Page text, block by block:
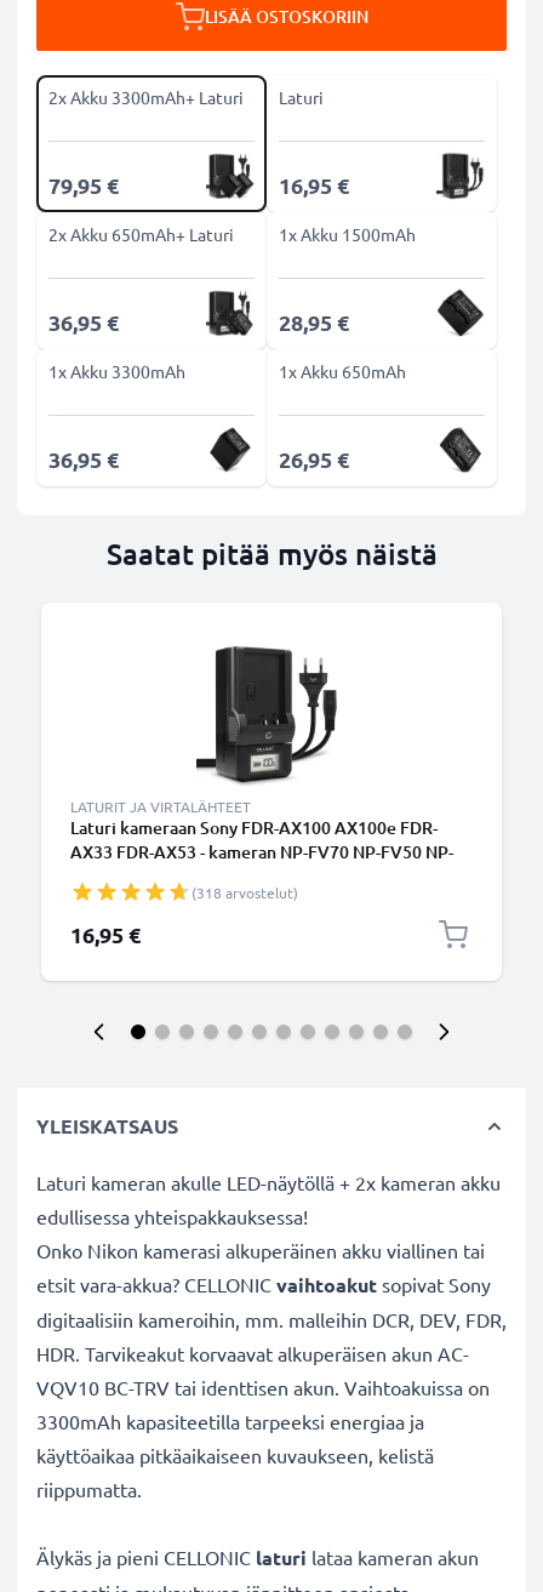
LISÄÄ OSTOSKORIIN
2x Akku 3300mAh+ Laturi
79,95 €
Laturi
16,95 €
2x Akku 650mAh+ Laturi
36,95 €
1x Akku 1500mAh
28,95 €
1x Akku 3300mAh
36,95 €
1x Akku 650mAh
26,95 €
Saatat pitää myös näistä
LATURIT JA VIRTALÄHTEET
Laturi kameraan Sony FDR-AX100 AX100e FDR-
AX33 FDR-AX53 - kameran NP-FV70 NP-FV50 NP-
(318 arvostelut)
16,95 €
YLEISKATSAUS
Laturi kameran akulle LED-näytöllä + 2x kameran akku
edullisessa yhteispakkauksessa!
Onko Nikon kamerasi alkuperäinen akku viallinen tai
etsit vara-akkua? CELLONIC vaihtoakut sopivat Sony
digitaalisiin kameroihin, mm. malleihin DCR, DEV, FDR,
HDR. Tarvikeakut korvaavat alkuperäisen akun AC-
VQV10 BC-TRV tai identtisen akun. Vaihtoakuissa on
3300mAh kapasiteetilla tarpeeksi energiaa ja
käyttöaikaa pitkäaikaiseen kuvaukseen, kelistä
riippumatta.
Älykäs ja pieni CELLONIC laturi lataa kameran akun